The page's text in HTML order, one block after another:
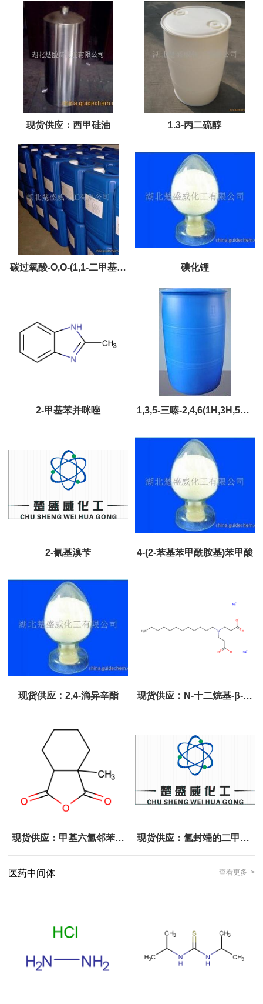
甲烷磺酸
现货供应：西甲硅油 1.3-丙二硫醇
碳过氧酸-O,O-(1,1-二甲基丙 碘化锂
2-甲基苯并咪唑 1,3,5-三嗪-2,4,6(1H,3H,5H)-
2-氰基溴苄 4-(2-苯基苯甲酰胺基)苯甲酸
现货供应：2,4-滴异辛酯 现货供应：N-十二烷基-β-氨
丙酸二钠 ）
现货供应：甲基六氢邻苯二 现货供应：氢封端的二甲基-
医药中间体
查看更多 >